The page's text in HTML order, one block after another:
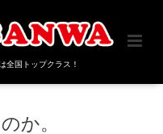
全国トップクラス！
か。